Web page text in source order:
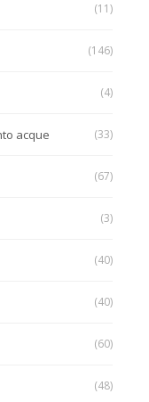
(11)
(146)
(4)
acque (33)
(67)
(3)
(40)
(40)
(60)
(48)